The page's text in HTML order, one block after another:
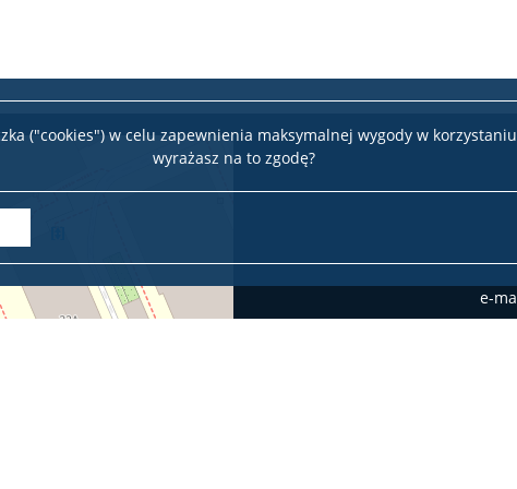
("cookies") w celu zapewnienia maksymalnej wygody w
wyrażasz na to zgodę?
e-